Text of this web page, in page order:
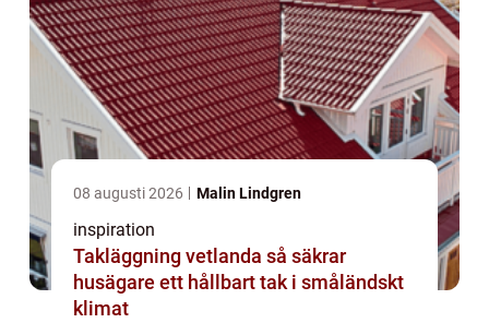
08 augusti 2026 Malin Lindgren
inspiration
Takläggning vetlanda så säkrar
husägare ett hållbart tak i småländskt
klimat